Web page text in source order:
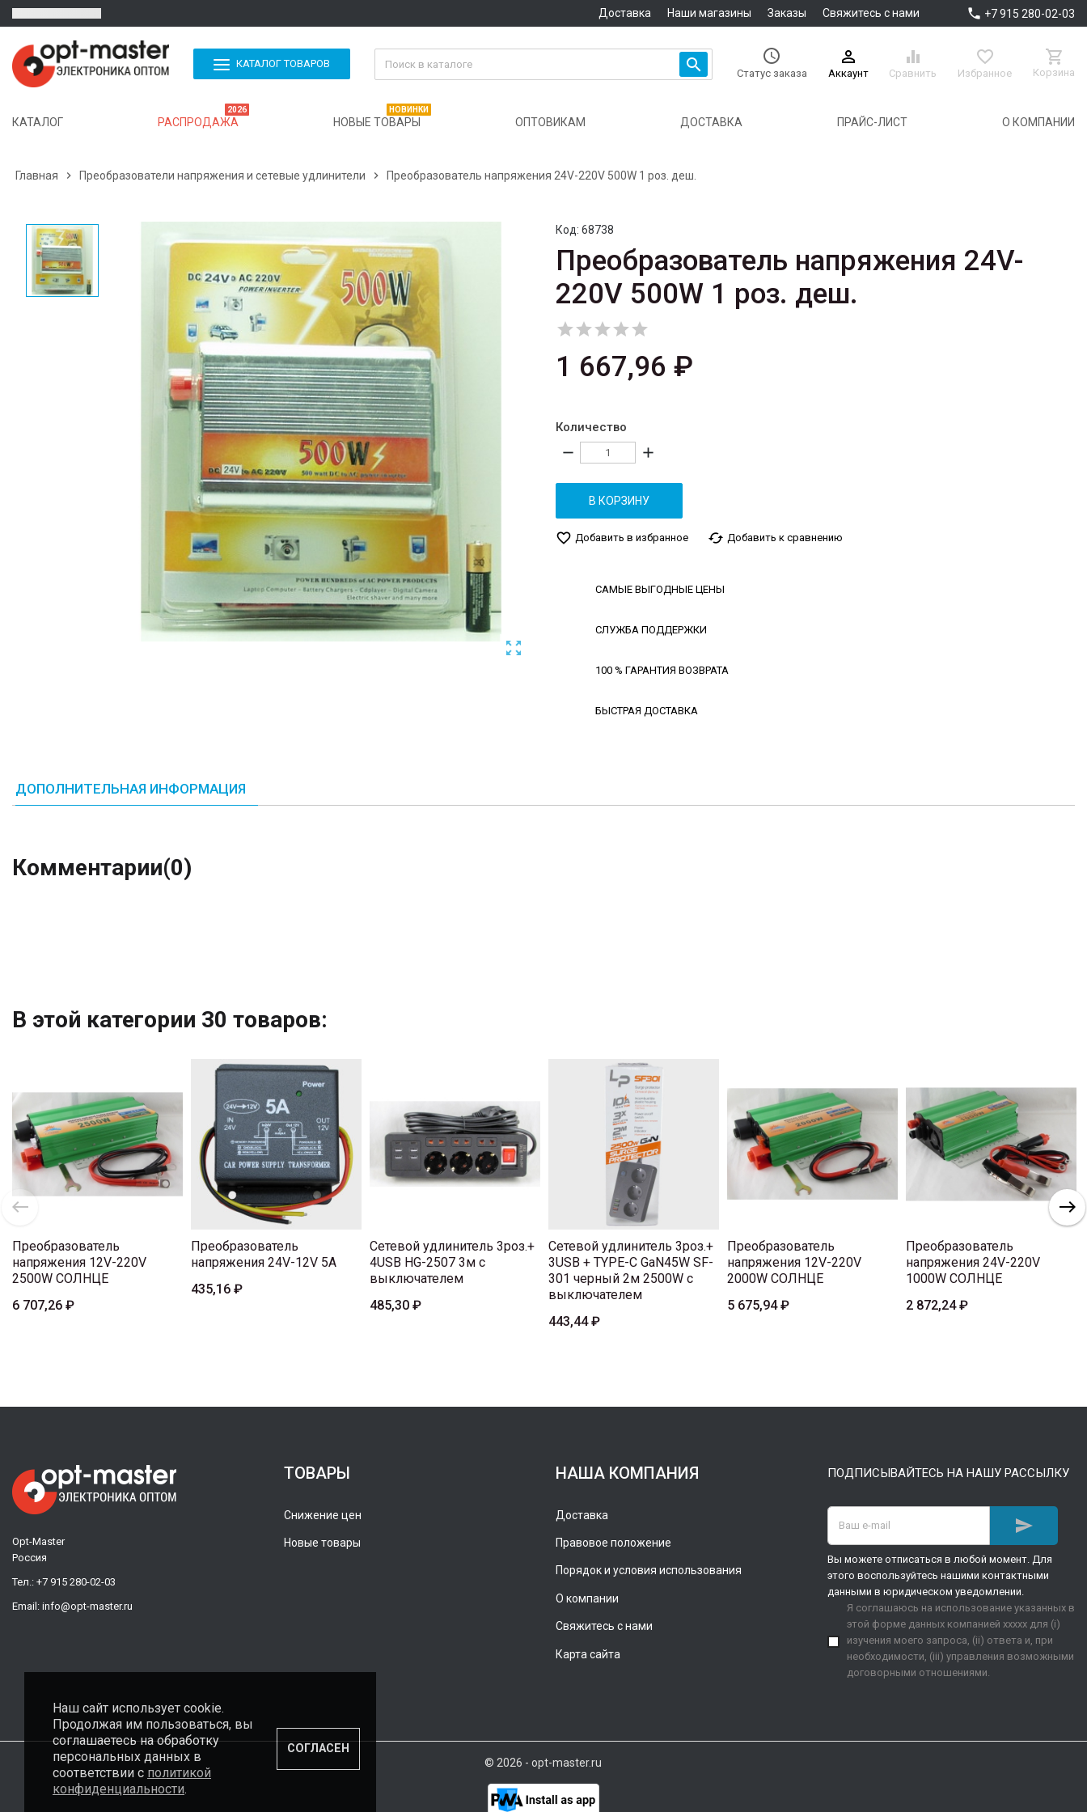
Доставка Наши магазины Заказы Свяжитесь с нами  +7 915 280-02-03
КАТАЛОГ ТОВАРОВ  
Статус заказа

Аккаунт

Сравнить

Избранное

Корзина
КАТАЛОГ РАСПРОДАЖА
2026
НОВЫЕ ТОВАРЫ
НОВИНКИ
ОПТОВИКАМ ДОСТАВКА ПРАЙС-ЛИСТ О КОМПАНИИ
Главная  Преобразователи напряжения и сетевые удлинители  Преобразователь напряжения 24V-220V 500W 1 роз. деш.

Код: 68738
Преобразователь напряжения 24V-
220V 500W 1 роз. деш.

1 667,96 ₽
Количество
remove add
В КОРЗИНУ
favorite_border Добавить в избранное cached Добавить к сравнению
САМЫЕ ВЫГОДНЫЕ ЦЕНЫ
СЛУЖБА ПОДДЕРЖКИ
100 % ГАРАНТИЯ ВОЗВРАТА
БЫСТРАЯ ДОСТАВКА
ДОПОЛНИТЕЛЬНАЯ ИНФОРМАЦИЯ
Комментарии(0)
В этой категории 30 товаров:
Преобразователь
напряжения 12V-220V
2500W СОЛНЦЕ
6 707,26 ₽
Преобразователь
напряжения 24V-12V 5A
435,16 ₽
Сетевой удлинитель 3роз.+
4USB HG-2507 3м с
выключателем
485,30 ₽
Сетевой удлинитель 3роз.+
3USB + TYPE-C GaN45W SF-
301 черный 2м 2500W с
выключателем
443,44 ₽
Преобразователь
напряжения 12V-220V
2000W СОЛНЦЕ
5 675,94 ₽
Преобразователь
напряжения 24V-220V
1000W СОЛНЦЕ
2 872,24 ₽
Opt-Master
Россия
Тел.: +7 915 280-02-03
Email: info@opt-master.ru
ТОВАРЫ
Снижение цен
Новые товары
НАША КОМПАНИЯ
Доставка
Правовое положение
Порядок и условия использования
О компании
Свяжитесь с нами
Карта сайта
ПОДПИСЫВАЙТЕСЬ НА НАШУ РАССЫЛКУ

Вы можете отписаться в любой момент. Для
этого воспользуйтесь нашими контактными
данными в юридическом уведомлении.
Я соглашаюсь на использование указанных в
этой форме данных компанией xxxxx для (i)
изучения моего запроса, (ii) ответа и, при
необходимости, (iii) управления возможными
договорными отношениями.
© 2026 - opt-master.ru
Наш сайт использует cookie.
Продолжая им пользоваться, вы
соглашаетесь на обработку
персональных данных в
соответствии с политикой
конфиденциальности.
СОГЛАСЕН